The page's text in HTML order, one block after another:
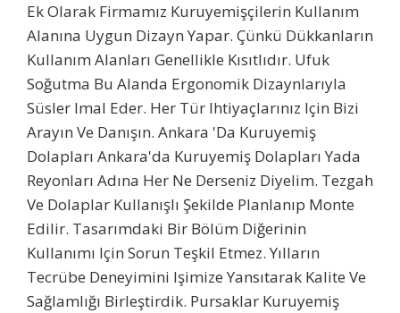
Ek Olarak Firmamız Kuruyemişçilerin Kullanım
Alanına Uygun Dizayn Yapar. Çünkü Dükkanların
Kullanım Alanları Genellikle Kısıtlıdır. Ufuk
Soğutma Bu Alanda Ergonomik Dizaynlarıyla
Süsler Imal Eder. Her Tür Ihtiyaçlarınız Için Bizi
Arayın Ve Danışın. Ankara 'da Kuruyemiş
Dolapları Ankara'da Kuruyemiş Dolapları Yada
Reyonları Adına Her Ne Derseniz Diyelim. Tezgah
Ve Dolaplar Kullanışlı Şekilde Planlanıp Monte
Edilir. Tasarımdaki Bir Bölüm Diğerinin
Kullanımı Için Sorun Teşkil Etmez. Yılların
Tecrübe Deneyimini Işimize Yansıtarak Kalite Ve
Sağlamlığı Birleştirdik. Pursaklar Kuruyemiş